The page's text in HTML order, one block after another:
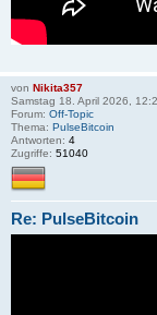
von Nikita357
Samstag 18. April 2026,
Forum: Off-Topic
Thema: PulseBitcoin
Antworten: 4
Zugriffe: 51040
Re: PulseBitcoin